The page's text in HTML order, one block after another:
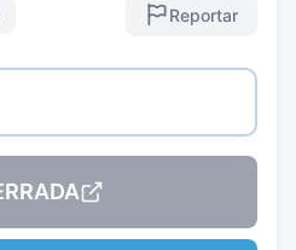
Reportar